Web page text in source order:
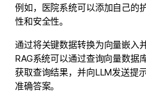
例如，医院系统可以添加自己的
性和安全性。
通过将关键数据转换为向量嵌入
RAG系统可以通过查询向量数据
获取查询结果，并向LLM发送提
准确答案。